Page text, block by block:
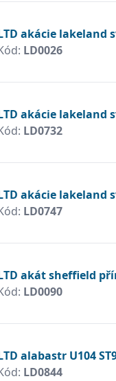
akácie lakeland
LD0026
akácie lakeland
LD0732
akácie lakeland
LD0747
akát sheffield
LD0090
alabastr U104
LD0844